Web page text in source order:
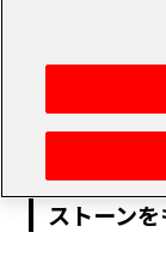
2015.12.16
INFORMATION
【12月24
ストーンを